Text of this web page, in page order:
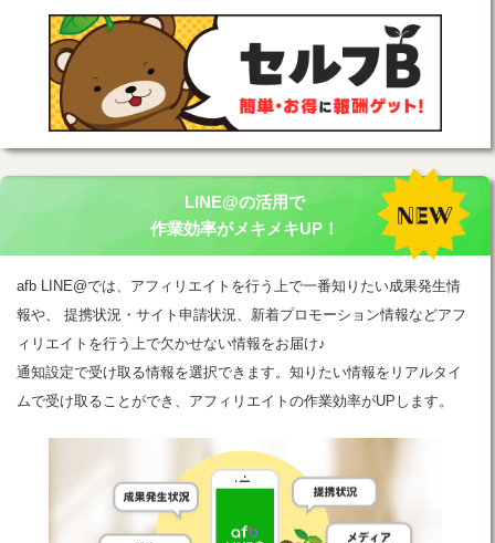
LINE@の活用で
作業効率がメキメキUP！
afb LINE@では、アフィリエイトを行う上で一番知りたい成果発生情
報や、 提携状況・サイト申請状況、新着プロモーション情報などアフ
ィリエイトを行う上で欠かせない情報をお届け♪
通知設定で受け取る情報を選択できます。知りたい情報をリアルタイ
ムで受け取ることができ、アフィリエイトの作業効率がUPします。